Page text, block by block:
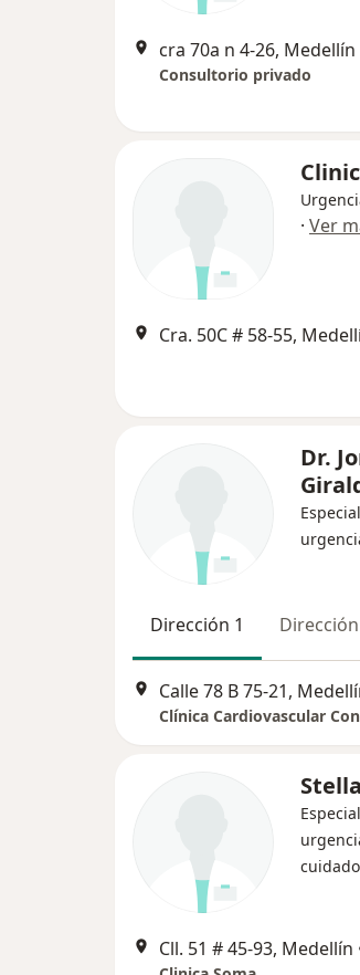
cra 70a n 4-26, Medellín
Consultorio privado
· Ver
Cra. 50C # 58-55,
Dr.
Dirección 1
Calle 78 B 75-21,
Clínica Cardiovascular
Cll. 51 # 45-93, Medellín